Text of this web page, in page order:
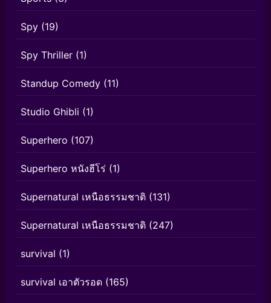
Spy (19)
Spy Thriller (1)
Standup Comedy (11)
Studio Ghibli (1)
Superhero (107)
Superhero หนังฮีโร่ (1)
Supernatural เหนือธรรมชาติ (131)
Supernatural เหนือธรรมชาติ (247)
survival (1)
survival เอาตัวรอด (165)